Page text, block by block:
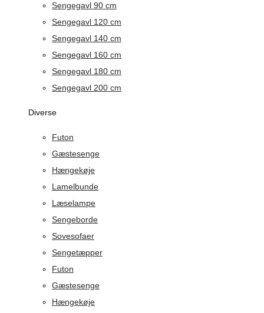
Sengegavl 90 cm
Sengegavl 120 cm
Sengegavl 140 cm
Sengegavl 160 cm
Sengegavl 180 cm
Sengegavl 200 cm
Diverse
Futon
Gæstesenge
Hængekøje
Lamelbunde
Læselampe
Sengeborde
Sovesofaer
Sengetæpper
Futon
Gæstesenge
Hængekøje